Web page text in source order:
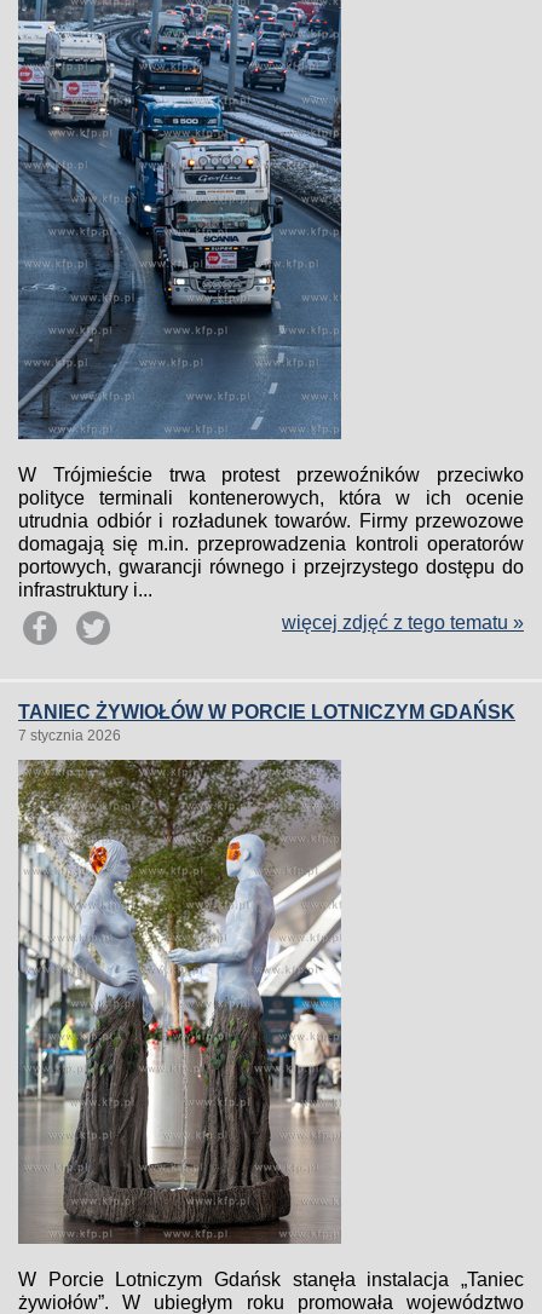
W Trójmieście trwa protest przewoźników przeciwko
polityce terminali kontenerowych, która w ich ocenie
utrudnia odbiór i rozładunek towarów. Firmy przewozowe
domagają się m.in. przeprowadzenia kontroli operatorów
portowych, gwarancji równego i przejrzystego dostępu do
infrastruktury i...
więcej zdjęć z tego tematu »
TANIEC ŻYWIOŁÓW W PORCIE LOTNICZYM GDAŃSK
7 stycznia 2026
W Porcie Lotniczym Gdańsk stanęła instalacja „Taniec
żywiołów”. W ubiegłym roku promowała województwo